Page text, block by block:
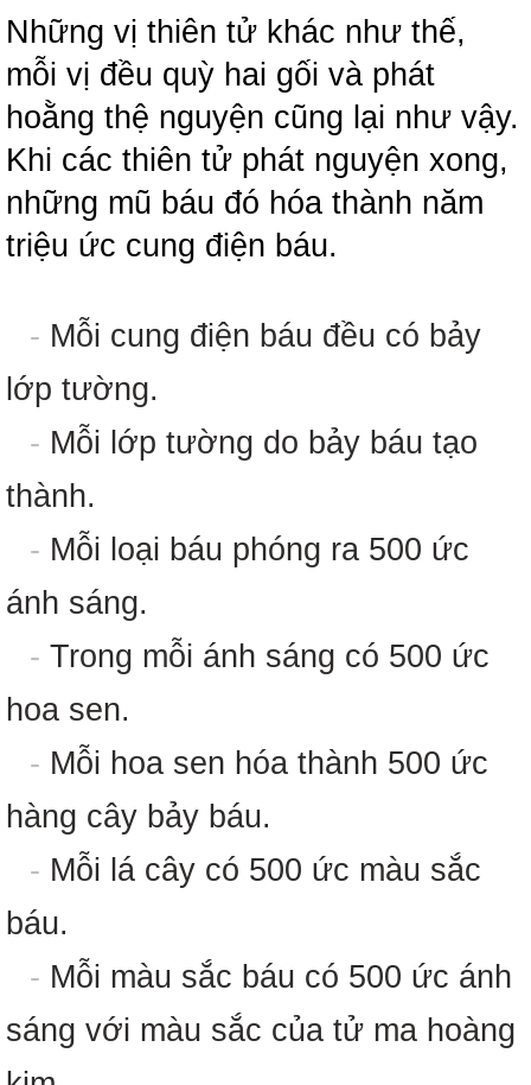
Những vị thiên tử khác như thế,
mỗi vị đều quỳ hai gối và phát
hoằng thệ nguyện cũng lại như vậy.
Khi các thiên tử phát nguyện xong,
những mũ báu đó hóa thành năm
triệu ức cung điện báu.
- Mỗi cung điện báu đều có bảy
lớp tường.
- Mỗi lớp tường do bảy báu tạo
thành.
- Mỗi loại báu phóng ra 500 ức
ánh sáng.
- Trong mỗi ánh sáng có 500 ức
hoa sen.
- Mỗi hoa sen hóa thành 500 ức
hàng cây bảy báu.
- Mỗi lá cây có 500 ức màu sắc
báu.
- Mỗi màu sắc báu có 500 ức ánh
sáng với màu sắc của tử ma hoàng